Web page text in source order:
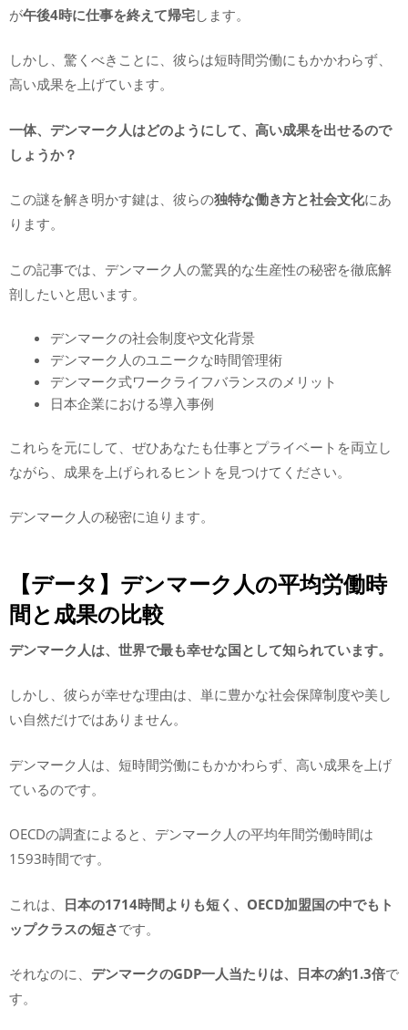
が午後4時に仕事を終えて帰宅します。
しかし、驚くべきことに、彼らは短時間労働にもかかわらず、
高い成果を上げています。
一体、デンマーク人はどのようにして、高い成果を出せるので
しょうか？
この謎を解き明かす鍵は、彼らの独特な働き方と社会文化にあ
ります。
この記事では、デンマーク人の驚異的な生産性の秘密を徹底解
剖したいと思います。
デンマークの社会制度や文化背景
デンマーク人のユニークな時間管理術
デンマーク式ワークライフバランスのメリット
日本企業における導入事例
これらを元にして、ぜひあなたも仕事とプライベートを両立し
ながら、成果を上げられるヒントを見つけてください。
デンマーク人の秘密に迫ります。
【データ】デンマーク人の平均労働時
間と成果の比較
デンマーク人は、世界で最も幸せな国として知られています。
しかし、彼らが幸せな理由は、単に豊かな社会保障制度や美し
い自然だけではありません。
デンマーク人は、短時間労働にもかかわらず、高い成果を上げ
ているのです。
OECDの調査によると、デンマーク人の平均年間労働時間は
1593時間です。
これは、 日本の1714時間よりも短く、OECD加盟国の中でもト
ップクラスの短さです。
それなのに、 デンマークのGDP一人当たりは、日本の約1.3倍で
す。